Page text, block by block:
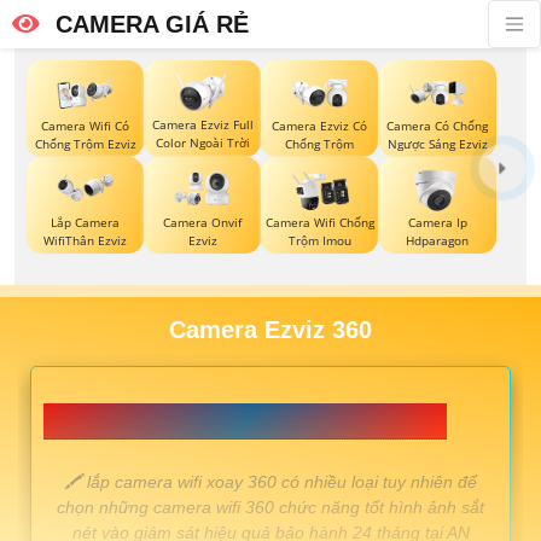
CAMERA GIÁ RẺ
Camera Wifi Có
Chống Trộm Ezviz
Camera Ezviz Full
Color Ngoài Trời
Camera Ezviz Có
Chống Trộm
Camera Có Chống
Ngược Sáng Ezviz
Lắp Camera
WifiThân Ezviz
Camera Onvif
Ezviz
Camera Wifi Chống
Trộm Imou
Camera Ip
Hdparagon
Camera Ezviz 360
️🖍 lắp camera wifi xoay 360 có nhiều loại tuy nhiên để
chọn những camera wifi 360 chức năng tốt hình ảnh sắt
nét vào giám sát hiệu quả bảo hành 24 tháng tại AN